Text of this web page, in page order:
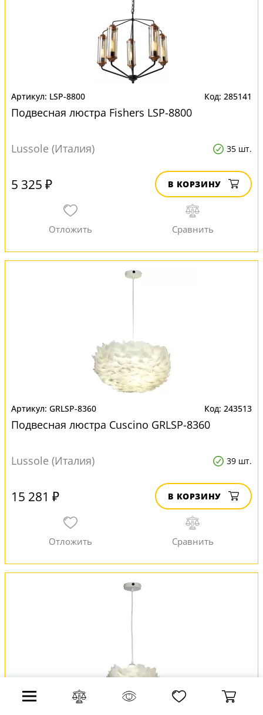
LSP-8800 285141
Подвесная люстра Fishers LSP-8800
Lussole (Италия) 35 шт.
5 325 ₽ В КОРЗИНУ
GRLSP-8360 243513
Подвесная люстра Cuscino GRLSP-8360
Lussole (Италия) 39 шт.
15 281 ₽ В КОРЗИНУ